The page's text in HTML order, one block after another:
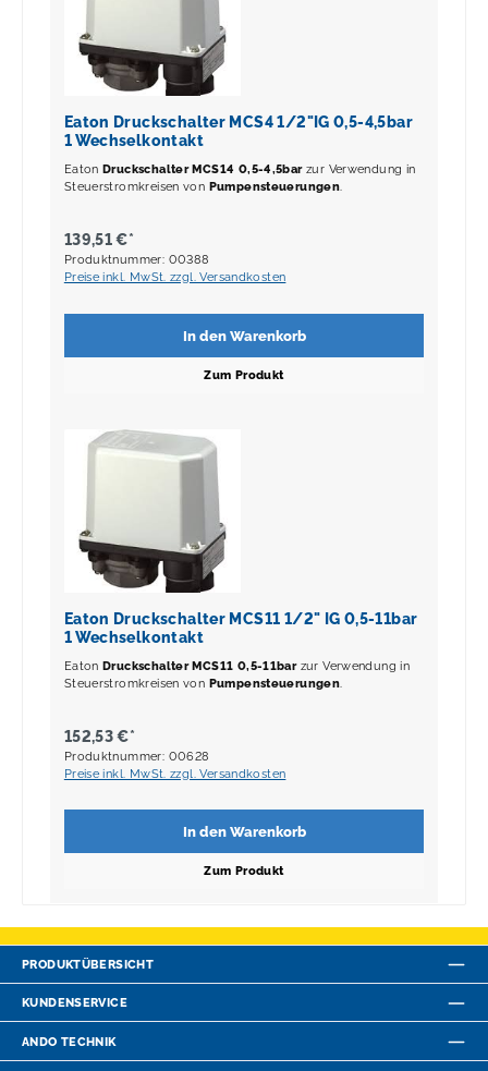
Eaton Druckschalter MCS4 1/2"IG 0,5-4,5bar
1 Wechselkontakt
EatonDruckschalter MCS14 0,5-4,5barzur Verwendung in
Steuerstromkreisen von Pumpensteuerungen.
139,51 €*
Produktnummer: 00388
Preise inkl. MwSt. zzgl. Versandkosten
In den Warenkorb
Zum Produkt
Eaton Druckschalter MCS11 1/2" IG 0,5-11bar
1 Wechselkontakt
EatonDruckschalter MCS11 0,5-11barzur Verwendung in
Steuerstromkreisen von Pumpensteuerungen.
152,53 €*
Produktnummer: 00628
Preise inkl. MwSt. zzgl. Versandkosten
In den Warenkorb
Zum Produkt
PRODUKTÜBERSICHT
KUNDENSERVICE
ANDO TECHNIK